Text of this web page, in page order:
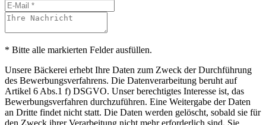
* Bitte alle markierten Felder ausfüllen.
Unsere Bäckerei erhebt Ihre Daten zum Zweck der Durchführung
des Bewerbungsverfahrens. Die Datenverarbeitung beruht auf
Artikel 6 Abs.1 f) DSGVO. Unser berechtigtes Interesse ist, das
Bewerbungsverfahren durchzuführen. Eine Weitergabe der Daten
an Dritte findet nicht statt. Die Daten werden gelöscht, sobald sie für
den Zweck ihrer Verarbeitung nicht mehr erforderlich sind. Sie